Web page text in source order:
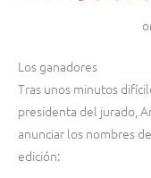
Los ganadores
Tras unos minutos
presidenta del jurado,
anunciar los nombres
edición: